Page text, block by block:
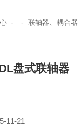
- - 联轴器、耦合器
盘式联轴器
11-21